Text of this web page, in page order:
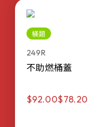
桶類
249R
不助燃桶蓋
$92.00$78.20